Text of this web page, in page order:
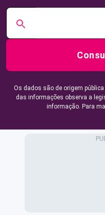
Os dados são de origem
das informações observa a
informação. Para